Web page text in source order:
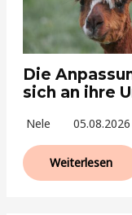
Die
sich an ihre
Nele 05.08.2026
Weiterlesen